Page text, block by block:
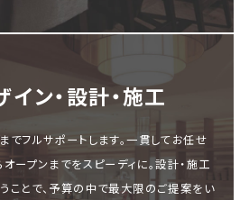
ン・設計・施⼯
でフルサポートします。一貫してお任せ
オープンまでをスピーディに。設計・施工
ことで、予算の中で最大限のご提案をい